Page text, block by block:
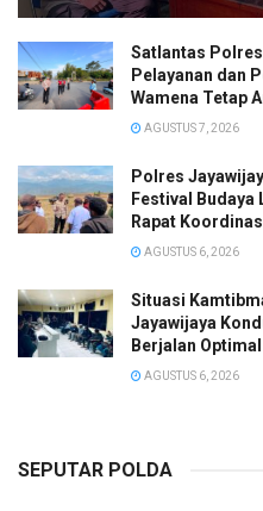
Satlantas
Pelayanan dan
Wamena Tetap
AGUSTUS 7, 2026
Polres
Festival Budaya
Rapat
AGUSTUS 6, 2026
Situasi
Jayawijaya
Berjalan Optimal
AGUSTUS 6, 2026
SEPUTAR POLDA